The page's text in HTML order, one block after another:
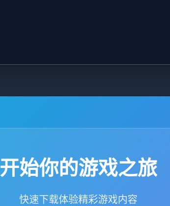
开始你的游戏之旅
快速下载体验精彩游戏内容